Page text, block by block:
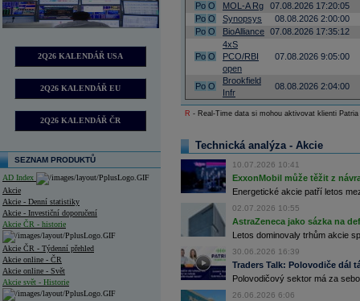
2Q26 KALENDÁŘ USA
2Q26 KALENDÁŘ EU
2Q26 KALENDÁŘ ČR
SEZNAM PRODUKTŮ
AD Index
Akcie
Akcie - Denní statistiky
Akcie - Investiční doporučení
Akcie ČR - historie
Akcie ČR - Týdenní přehled
Akcie online - ČR
Akcie online - Svět
Akcie svět - Historie
Po O MOL-A Rg
07.08.2026 17:20:05
Po O Synopsys
08.08.2026 2:00:00
Po O BioAlliance 07.08.2026 17:35:12
Po O
4xS
PCO/RBI
open
07.08.2026 9:05:00
Po O
Brookfield
Infr
08.08.2026 2:04:00
R - Real-Time data si mohou aktivovat klienti
Technická analýza - Akcie
10.07.2026 10:41
ExxonMobil může těžit z
Energetické akcie patří letos
02.07.2026 10:55
AstraZeneca jako sázka na
Letos dominovaly trhům akcie
30.06.2026 16:39
Traders Talk: Polovodiče dál
Polovodičový sektor má za
26.06.2026 6:06